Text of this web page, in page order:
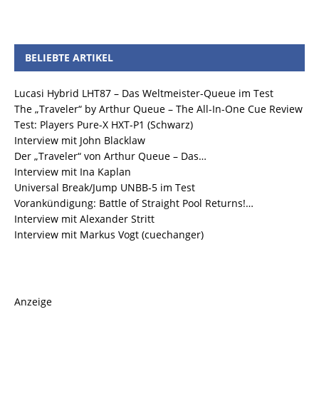
BELIEBTE ARTIKEL
Lucasi Hybrid LHT87 – Das Weltmeister-Queue im Test
The „Traveler“ by Arthur Queue – The All-In-One Cue Review
Test: Players Pure-X HXT-P1 (Schwarz)
Interview mit John Blacklaw
Der „Traveler“ von Arthur Queue – Das…
Interview mit Ina Kaplan
Universal Break/Jump UNBB-5 im Test
Vorankündigung: Battle of Straight Pool Returns!…
Interview mit Alexander Stritt
Interview mit Markus Vogt (cuechanger)
Anzeige